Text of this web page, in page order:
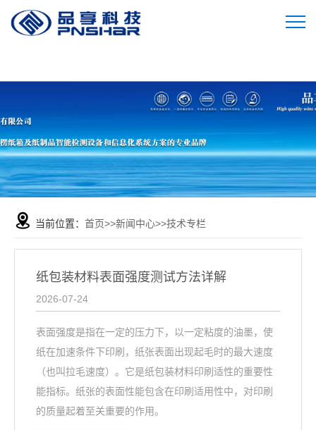
当前位置： 首页>>新闻中心>>技术专栏
纸包装材料表面强度测试方法详解
2026-07-24
表面强度是指在一定的压力下，以一定粘度的油墨，使
纸在加速条件下印刷，纸张表面出现起毛时的最大速度
（也叫拉毛速度）。它是纸包装材料印刷适性的重要性
能指标。纸张的表面性能包含在印刷适用性中，对印刷
的质量起着至关重要的作用。